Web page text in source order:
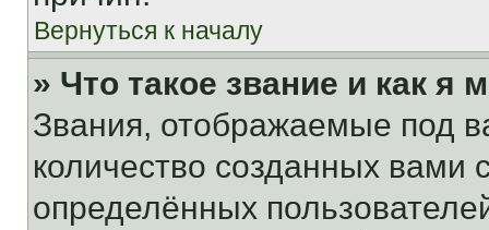
Вернуться к началу
» Что такое звание и как я
Звания, отображаемые под
количество созданных
определённых